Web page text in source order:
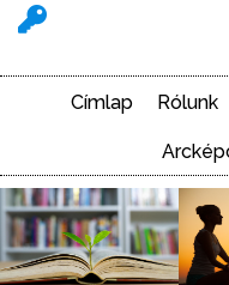
Felhasználói
Címlap Rólunk